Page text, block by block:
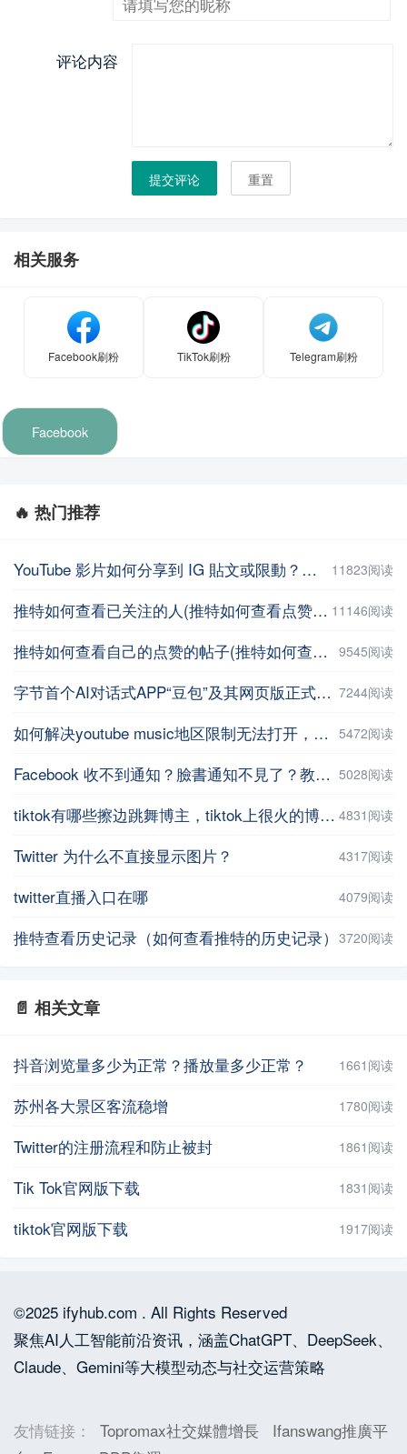
评论内容
提交评论 重置
相关服务
Facebook刷粉 TikTok刷粉 Telegram刷粉
Facebook
🔥 热门推荐
YouTube 影片如何分享到 IG 貼文或限動？教你用這招【Facebook教程】 11823阅读
推特如何查看已关注的人(推特如何查看点赞记录) 11146阅读
推特如何查看自己的点赞的帖子(推特如何查看自己的点赞的帖子数量 ) 9545阅读
字节首个AI对话式APP“豆包”及其网页版正式上线 7244阅读
如何解决youtube music地区限制无法打开，并在手机上进行下载操作 5472阅读
Facebook 收不到通知？臉書通知不見了？教你5招輕鬆解決 | iPhoneTipSo 5028阅读
tiktok有哪些擦边跳舞博主，tiktok上很火的博主盘点 4831阅读
Twitter 为什么不直接显示图片？ 4317阅读
twitter直播入口在哪 4079阅读
推特查看历史记录（如何查看推特的历史记录） 3720阅读
📄 相关文章
抖音浏览量多少为正常？播放量多少正常？ 1661阅读
苏州各大景区客流稳增 1780阅读
Twitter的注册流程和防止被封 1861阅读
Tik Tok官网版下载 1831阅读
tiktok官网版下载 1917阅读
©2025 ifyhub.com . All Rights Reserved
聚焦AI人工智能前沿资讯，涵盖ChatGPT、DeepSeek、
Claude、Gemini等大模型动态与社交运营策略
友情链接： Topromax社交媒體增長
Ifanswang推廣平